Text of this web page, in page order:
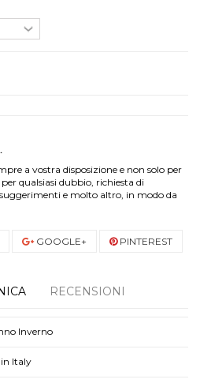
a vostra disposizione e non solo per
qualsiasi dubbio, richiesta di
e molto altro, in modo da
GOOGLE+ PINTEREST
RECENSIONI
Inverno
in Italy